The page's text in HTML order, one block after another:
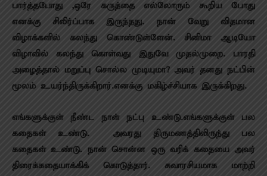
பார்த்தபோது ,ஒரே கருத்தை எல்லோரும் கூறிய போது
எனக்கு சிலிர்ப்பாக இருந்தது. நான் வேறு விதமான
விழாக்களில் கலந்து கொண்டுள்ளேன். சினிமா ஆடியோ
விழாவில் கலந்து கொள்வது இதுவே முதல்முறை. பாரதி
அழைத்தால் மறுப்பு சொல்ல முடியுமா? அவர் தனது நட்பின்
மூலம் உயர்ந்திருக்கிறார்.எனக்கு மகிழ்ச்சியாக இருக்கிறது.
எங்களுக்குள் நீண்ட நாள் நட்பு உண்டு.எங்களுக்குள் பல
கதைகள் உண்டு. அவரது திருமணத்திலிருந்து பல
கதைகள் உண்டு. நான் சொன்ன ஒரு வரிக் கதையை அவர்
திரைக்கதையாக்கிக் கொடுத்தார். சுவாரசியமாக மாற்றி